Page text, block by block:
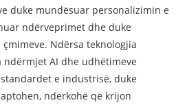
duke mundësuar personalizimin e
ndërveprimet dhe duke
Ndërsa teknologjia
AI dhe udhëtimeve
e industrisë, duke
ndërkohë që krijon